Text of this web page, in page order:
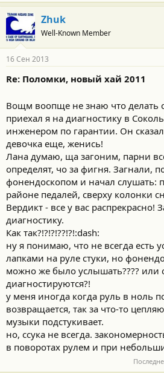
Zhuk
Well-Known Member
16 Сен 2013
Re: Поломки, новый хай 2011
Вощм воопще не знаю что делать
приехал я на диагностику в
инженером по гарантии. Он
девочка еще, женись!
Лана думаю, ща загоним, парни
определят, чо за фигня. Загнали,
фонендоскопом и начал слушать:
районе педалей, сверху колонки
Вердикт - все у вас распрекрасно!
диагностику.
Как так?!?!?!??!?!:dash:
ну я понимаю, что не всегда есть
лапками на руле стуки, но
можно же было услышать???? или
диагностируются?!
у меня иногда когда руль в ноль
возвращается, так за что-то
музыки подстукивает.
но, ссука не всегда.
в поворотах рулем и при